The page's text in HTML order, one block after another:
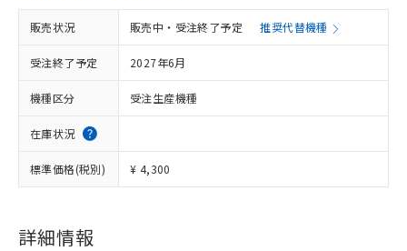
販売状況 販売中・受注終了予定 推奨代替機種
受注終了予定 2027年6月
機種区分 受注生産機種
在庫状況
標準価格(税別) ¥ 4,300
詳細情報